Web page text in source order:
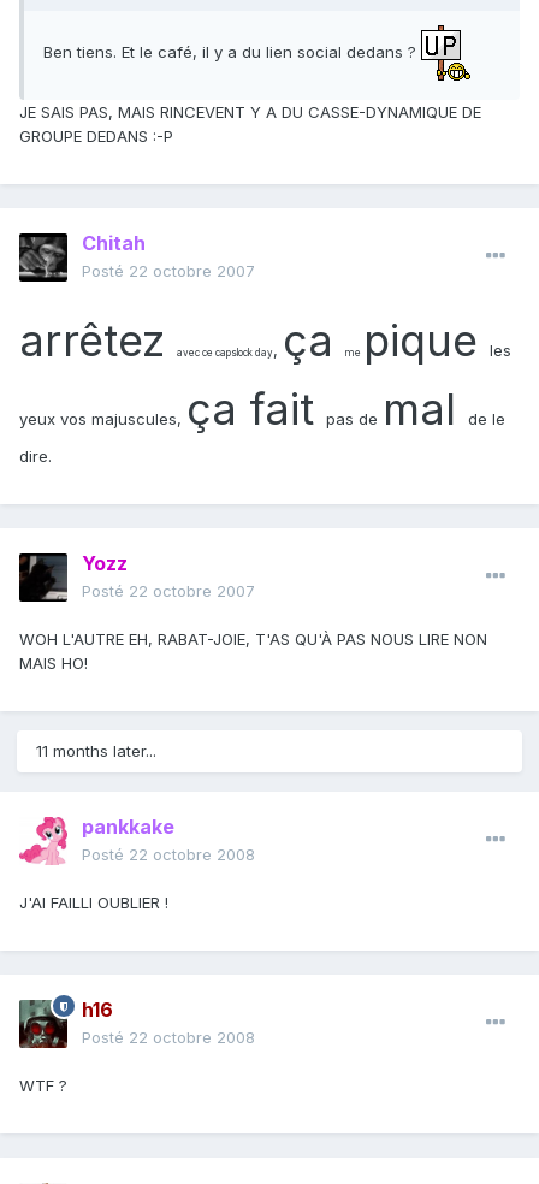
Ben tiens. Et le café, il y a du lien social dedans ?
JE SAIS PAS, MAIS RINCEVENT Y A DU CASSE-DYNAMIQUE DE
GROUPE DEDANS :-P
Chitah
Posté 22 octobre 2007
arrêtez avec ce capslock day, ça me pique les
yeux vos majuscules, ça fait pas de mal
de le
dire.
Yozz
Posté 22 octobre 2007
WOH L'AUTRE EH, RABAT-JOIE, T'AS QU'À PAS NOUS LIRE NON
MAIS HO!
11 months later...
pankkake
Posté 22 octobre 2008
J'AI FAILLI OUBLIER !
h16
Posté 22 octobre 2008
WTF ?